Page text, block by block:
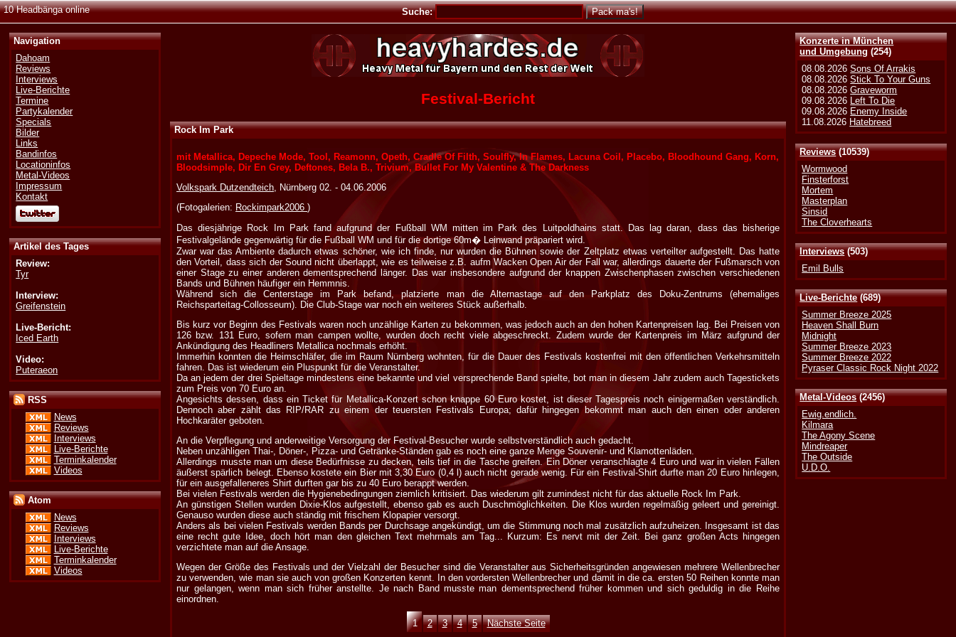
10 Headbänga online Suche:
Konzerte in München
und Umgebung (254)
08.08.2026Sons Of Arrakis
08.08.2026Stick To Your Guns
08.08.2026Graveworm
09.08.2026 Left To Die
09.08.2026 Enemy Inside
11.08.2026 Hatebreed
Reviews(10539)
Wormwood
Finsterforst
Mortem
Masterplan
Sinsid
The Cloverhearts
Interviews(503)
Emil Bulls
Live-Berichte(689)
Summer Breeze 2025
Heaven Shall Burn
Midnight
Summer Breeze 2023
Summer Breeze 2022
Pyraser Classic Rock Night 2022
Metal-Videos(2456)
Ewig.endlich.
Kilmara
The Agony Scene
Mindreaper
The Outside
U.D.O.
Navigation
Dahoam
Reviews
Interviews
Live-Berichte
Termine
Partykalender
Specials
Bilder
Links
Bandinfos
Locationinfos
Metal-Videos
Impressum
Kontakt
Artikel des Tages
Review:
Tyr
Interview:
Greifenstein
Live-Bericht:
Iced Earth
Video:
Puteraeon
RSS
News
Reviews
Interviews
Live-Berichte
Terminkalender
Videos
Atom
News
Reviews
Interviews
Live-Berichte
Terminkalender
Videos
Festival-Bericht
Rock Im Park
mit Metallica, Depeche Mode, Tool, Reamonn, Opeth, Cradle Of Filth, Soulfly, In Flames, Lacuna Coil, Placebo, Bloodhound Gang, Korn,
Bloodsimple, Dir En Grey, Deftones, Bela B., Trivium, Bullet For My Valentine & The Darkness
Volkspark Dutzendteich, Nürnberg 02. - 04.06.2006
(Fotogalerien: Rockimpark2006)
Das diesjährige Rock Im Park fand aufgrund der Fußball WM mitten im Park des Luitpoldhains statt. Das lag daran, dass das bisherige
Festivalgelände gegenwärtig für die Fußball WM und für die dortige 60m� Leinwand präpariert wird.
Zwar war das Ambiente dadurch etwas schöner, wie ich finde, nur wurden die Bühnen sowie der Zeltplatz etwas verteilter aufgestellt. Das hatte
den Vorteil, dass sich der Sound nicht überlappt, wie es teilweise z.B. aufm Wacken Open Air der Fall war, allerdings dauerte der Fußmarsch von
einer Stage zu einer anderen dementsprechend länger. Das war insbesondere aufgrund der knappen Zwischenphasen zwischen verschiedenen
Bands und Bühnen häufiger ein Hemmnis.
Während sich die Centerstage im Park befand, platzierte man die Alternastage auf den Parkplatz des Doku-Zentrums (ehemaliges
Reichsparteitag-Collosseum). Die Club-Stage war noch ein weiteres Stück außerhalb.
Bis kurz vor Beginn des Festivals waren noch unzählige Karten zu bekommen, was jedoch auch an den hohen Kartenpreisen lag. Bei Preisen von
126 bzw. 131 Euro, sofern man campen wollte, wurden doch recht viele abgeschreckt. Zudem wurde der Kartenpreis im März aufgrund der
Ankündigung des Headliners Metallica nochmals erhöht.
Immerhin konnten die Heimschläfer, die im Raum Nürnberg wohnten, für die Dauer des Festivals kostenfrei mit den öffentlichen Verkehrsmitteln
fahren. Das ist wiederum ein Pluspunkt für die Veranstalter.
Da an jedem der drei Spieltage mindestens eine bekannte und viel versprechende Band spielte, bot man in diesem Jahr zudem auch Tagestickets
zum Preis von 70 Euro an.
Angesichts dessen, dass ein Ticket für Metallica-Konzert schon knappe 60 Euro kostet, ist dieser Tagespreis noch einigermaßen verständlich.
Dennoch aber zählt das RIP/RAR zu einem der teuersten Festivals Europa; dafür hingegen bekommt man auch den einen oder anderen
Hochkaräter geboten.
An die Verpflegung und anderweitige Versorgung der Festival-Besucher wurde selbstverständlich auch gedacht.
Neben unzähligen Thai-, Döner-, Pizza- und Getränke-Ständen gab es noch eine ganze Menge Souvenir- und Klamottenläden.
Allerdings musste man um diese Bedürfnisse zu decken, teils tief in die Tasche greifen. Ein Döner veranschlagte 4 Euro und war in vielen Fällen
äußerst spärlich belegt. Ebenso kostete ein Bier mit 3,30 Euro (0,4 l) auch nicht gerade wenig. Für ein Festival-Shirt durfte man 20 Euro hinlegen,
für ein ausgefalleneres Shirt durften gar bis zu 40 Euro berappt werden.
Bei vielen Festivals werden die Hygienebedingungen ziemlich kritisiert. Das wiederum gilt zumindest nicht für das aktuelle Rock Im Park.
An günstigen Stellen wurden Dixie-Klos aufgestellt, ebenso gab es auch Duschmöglichkeiten. Die Klos wurden regelmäßig geleert und gereinigt.
Genauso wurden diese auch ständig mit frischem Klopapier versorgt.
Anders als bei vielen Festivals werden Bands per Durchsage angekündigt, um die Stimmung noch mal zusätzlich aufzuheizen. Insgesamt ist das
eine recht gute Idee, doch hört man den gleichen Text mehrmals am Tag... Kurzum: Es nervt mit der Zeit. Bei ganz großen Acts hingegen
verzichtete man auf die Ansage.
Wegen der Größe des Festivals und der Vielzahl der Besucher sind die Veranstalter aus Sicherheitsgründen angewiesen mehrere Wellenbrecher
zu verwenden, wie man sie auch von großen Konzerten kennt. In den vordersten Wellenbrecher und damit in die ca. ersten 50 Reihen konnte man
nur gelangen, wenn man sich früher anstellte. Je nach Band musste man dementsprechend früher kommen und sich geduldig in die Reihe
einordnen.
1 2 3 4 5 Nächste Seite